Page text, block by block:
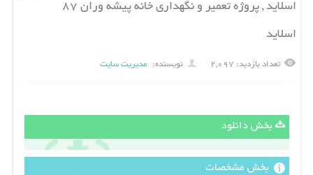
اسلاید , پروژه تعمیر و نگهداری خانه پیشه وران ۸۷
اسلاید
تعداد بازدید: ۲,۰۹۷ نویسنده: مدیریت سایت
بخش دانلود
بخش مشخصات